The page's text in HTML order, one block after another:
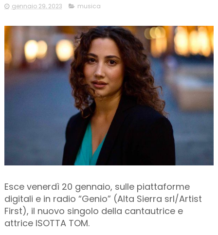
gennaio 29, 2023 musica
Esce venerdì 20 gennaio, sulle piattaforme
digitali e in radio “Genio” (Alta Sierra srl/Artist
First), il nuovo singolo della cantautrice e
attrice ISOTTA TOM.